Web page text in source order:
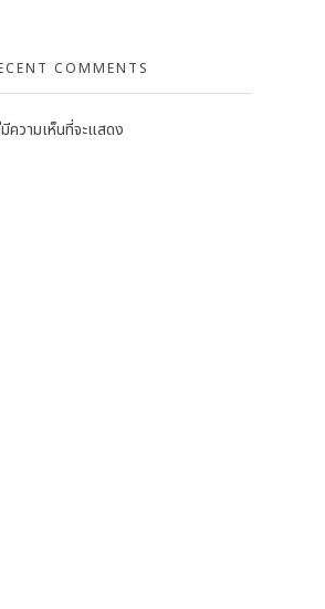
COMMENTS
ความเห็นที่จะแสดง